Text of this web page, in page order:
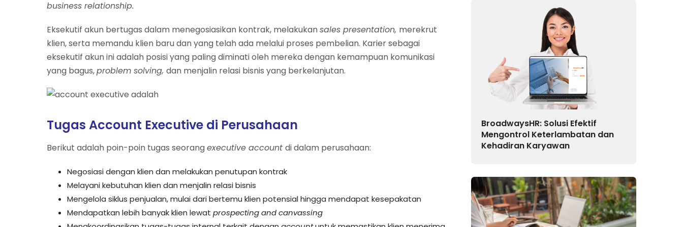
business relationship.
Eksekutif akun bertugas dalam menegosiasikan kontrak, melakukansales presentation, merekrut
klien, serta memandu klien baru dan yang telah ada melalui proses pembelian. Karier sebagai
eksekutif akun ini adalah posisi yang paling diminati oleh mereka dengan kemampuan komunikasi
yang bagus,problem solving, dan menjalin relasi bisnis yang berkelanjutan.
Tugas Account Executive di Perusahaan
Berikut adalah poin-poin tugas seorangexecutive account di dalam perusahaan:
Negosiasi dengan klien dan melakukan penutupan kontrak
Melayani kebutuhan klien dan menjalin relasi bisnis
Mengelola siklus penjualan, mulai dari bertemu klien potensial hingga mendapat kesepakatan
Mendapatkan lebih banyak klien lewat prospecting and canvassing
BroadwaysHR: Solusi Efektif
Mengontrol Keterlambatan dan
Kehadiran Karyawan